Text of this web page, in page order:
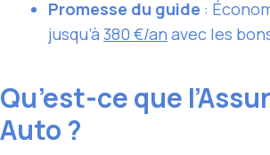
Promesse du guide :
jusqu’à 380 €/an avec les
Qu’est-ce que
Auto ?